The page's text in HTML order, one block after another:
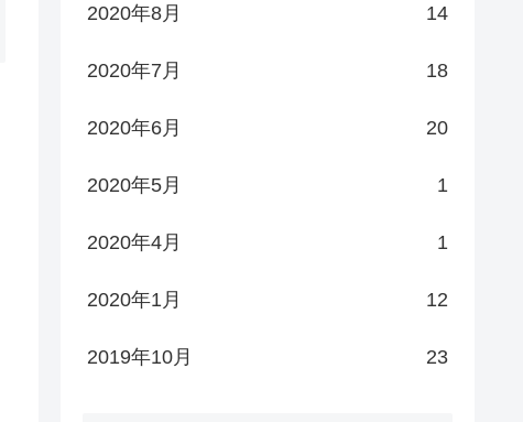
2020年8月 14
2020年7月 18
2020年6月 20
2020年5月 1
2020年4月 1
2020年1月 12
2019年10月 23